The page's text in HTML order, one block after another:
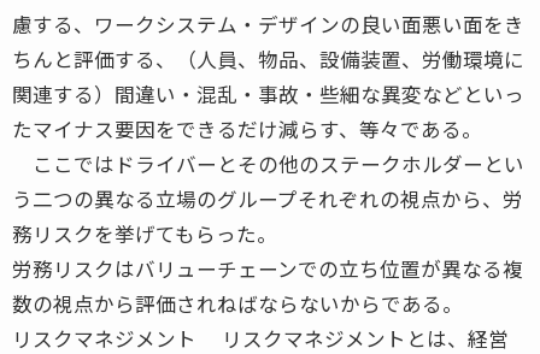
慮する、ワークシステム・デザインの良い面悪い面をき
ちんと評価する、（人員、物品、設備装置、労働環境に
関連する）間違い・混乱・事故・些細な異変などといっ
たマイナス要因をできるだけ減らす、等々である。
ここではドライバーとその他のステークホルダーとい
う二つの異なる立場のグループそれぞれの視点から、労
務リスクを挙げてもらった。
労務リスクはバリューチェーンでの立ち位置が異なる複
数の視点から評価されねばならないからである。
リスクマネジメント リスクマネジメントとは、経営